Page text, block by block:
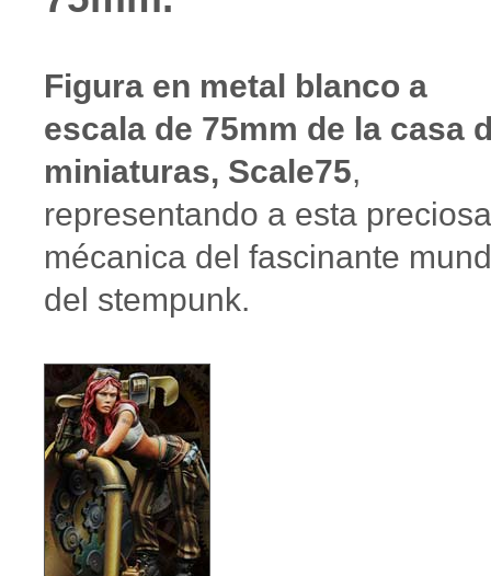
Figura en metal blanco a
escala de 75mm de la casa
miniaturas, Scale75,
representando a esta preciosa
mécanica del fascinante
del stempunk.